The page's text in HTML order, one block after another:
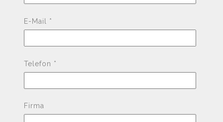
E-Mail *
Telefon *
Firma